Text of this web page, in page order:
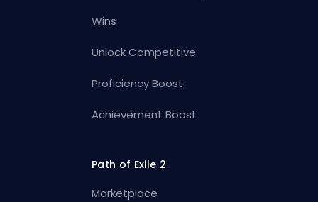
Wins
Unlock Competitive
Proficiency Boost
Achievement Boost
Path of Exile 2
Marketplace